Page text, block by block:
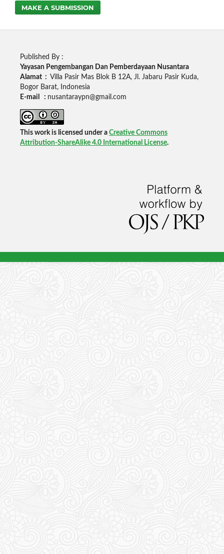
MAKE A SUBMISSION
Published By :
Yayasan Pengembangan Dan Pemberdayaan Nusantara
Alamat : Villa Pasir Mas Blok B 12A, Jl. Jabaru Pasir Kuda,
Bogor Barat, Indonesia
E-mail : nusantaraypn@gmail.com
This work is licensed under a Creative Commons
Attribution-ShareAlike 4.0 International License.